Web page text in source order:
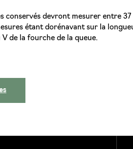
conservés devront mesurer entre 37
étant dorénavant sur la
de la fourche de la queue.